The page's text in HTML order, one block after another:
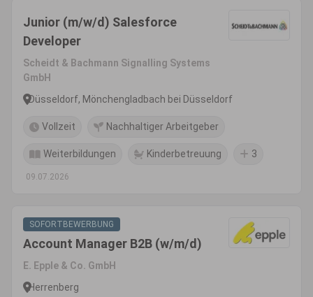
Junior (m/w/d) Salesforce
Developer
Scheidt & Bachmann Signalling Systems
GmbH
Düsseldorf, Mönchengladbach bei Düsseldorf
Vollzeit Nachhaltiger Arbeitgeber
Weiterbildungen Kinderbetreuung 3
09.07.2026
SOFORTBEWERBUNG
Account Manager B2B (w/m/d)
E. Epple & Co. GmbH
Herrenberg